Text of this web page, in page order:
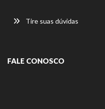
Tire suas dúvidas
FALE CONOSCO